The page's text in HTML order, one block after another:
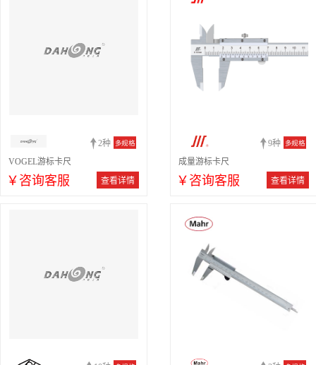
2种 多规格
VOGEL游标卡尺
￥咨询客服 查看详情
9种 多规格
成量游标卡尺
￥咨询客服 查看详情